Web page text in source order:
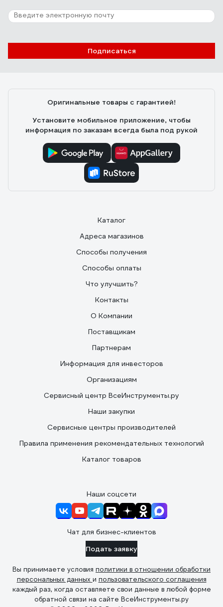
Подписаться
Оригинальные товары с гарантией!
Установите мобильное приложение, чтобы
информация по заказам всегда была под рукой
Каталог
Адреса магазинов
Способы получения
Способы оплаты
Что улучшить?
Контакты
О Компании
Поставщикам
Партнерам
Информация для инвесторов
Организациям
Сервисный центр ВсеИнструменты.ру
Наши закупки
Сервисные центры производителей
Правила применения рекомендательных технологий
Каталог товаров
Наши соцсети
Чат для бизнес-клиентов
Подать заявку
Вы принимаете условия политики в отношении обработки
персональных данных и пользовательского соглашения
каждый раз, когда оставляете свои данные в любой форме
обратной связи на сайте ВсеИнструменты.ру